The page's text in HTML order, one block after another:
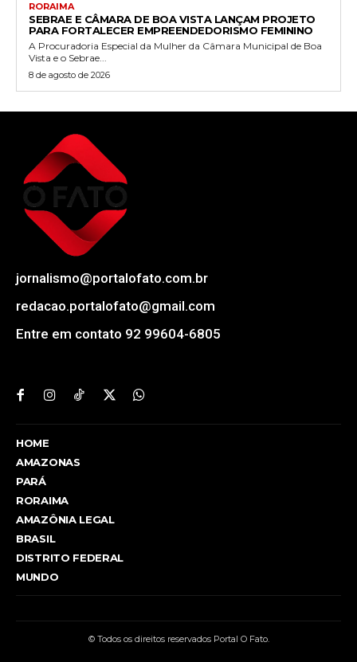
RORAIMA
SEBRAE E CÂMARA DE BOA VISTA LANÇAM PROJETO
PARA FORTALECER EMPREENDEDORISMO FEMININO
A Procuradoria Especial da Mulher da Câmara Municipal de Boa
Vista e o Sebrae...
8 de agosto de 2026
jornalismo@portalofato.com.br
redacao.portalofato@gmail.com
Entre em contato 92 99604-6805
HOME
AMAZONAS
PARÁ
RORAIMA
AMAZÔNIA LEGAL
BRASIL
DISTRITO FEDERAL
MUNDO
© Todos os direitos reservados Portal O Fato.